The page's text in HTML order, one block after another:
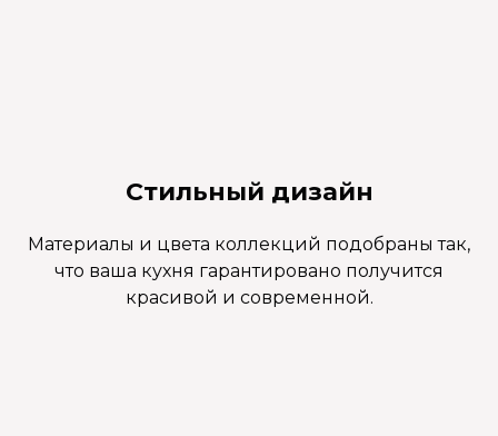
Стильный дизайн
Материалы и цвета коллекций подобраны так,
что ваша кухня гарантировано получится
красивой и современной.